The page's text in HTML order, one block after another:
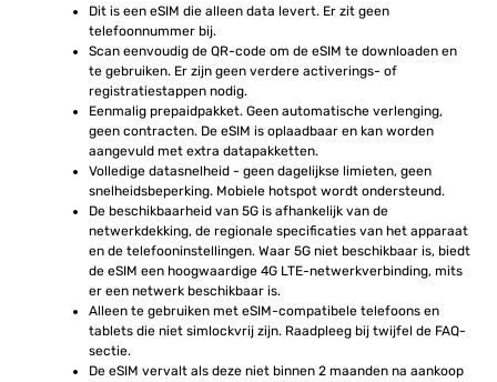
Dit is een eSIM die alleen data levert. Er zit geen
telefoonnummer bij.
Scan eenvoudig de QR-code om de eSIM te downloaden en
te gebruiken. Er zijn geen verdere activerings- of
registratiestappen nodig.
Eenmalig prepaidpakket. Geen automatische verlenging,
geen contracten. De eSIM is oplaadbaar en kan worden
aangevuld met extra datapakketten.
Volledige datasnelheid - geen dagelijkse limieten, geen
snelheidsbeperking. Mobiele hotspot wordt ondersteund.
De beschikbaarheid van 5G is afhankelijk van de
netwerkdekking, de regionale specificaties van het apparaat
en de telefooninstellingen. Waar 5G niet beschikbaar is, biedt
de eSIM een hoogwaardige 4G LTE-netwerkverbinding, mits
er een netwerk beschikbaar is.
Alleen te gebruiken met eSIM-compatibele telefoons en
tablets die niet simlockvrij zijn. Raadpleeg bij twijfel de FAQ-
sectie.
De eSIM vervalt als deze niet binnen 2 maanden na aankoop